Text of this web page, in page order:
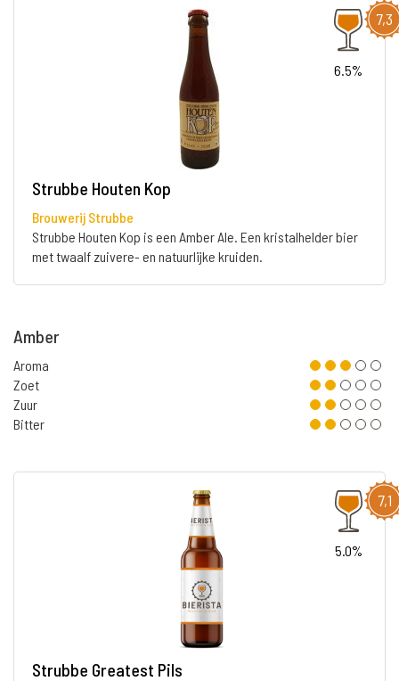
7,3
6.5%
Strubbe Houten Kop
Brouwerij Strubbe
Strubbe Houten Kop is een Amber Ale. Een kristalhelder bier
met twaalf zuivere- en natuurlijke kruiden.
Amber
Aroma
Zoet
Zuur
Bitter
7,1
5.0%
Strubbe Greatest Pils